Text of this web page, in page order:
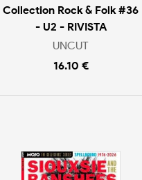
Collection Rock & Folk #36
- U2 - RIVISTA
UNCUT
16.10 €